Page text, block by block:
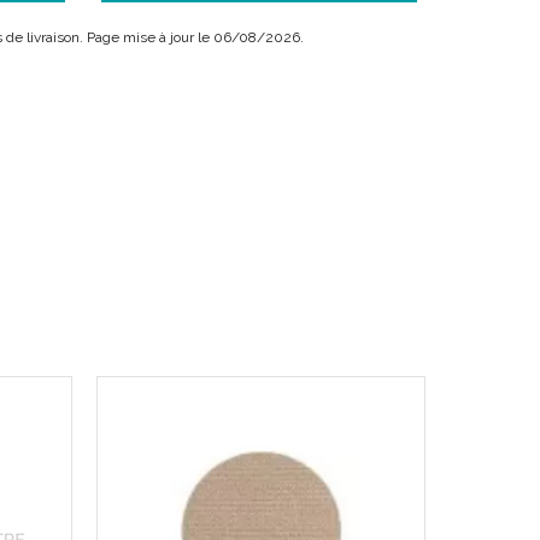
exclusif et breveté
de livraison. Page mise à jour le 06/08/2026.